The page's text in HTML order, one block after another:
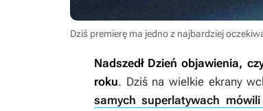
Dziś premierę ma jedno z najbardziej
Nadszedł Dzień objawienia,
roku. Dziś na wielkie ekrany
samych superlatywach